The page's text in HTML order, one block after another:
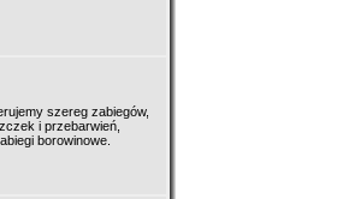
szereg zabiegów,
i przebarwień,
borowinowe.